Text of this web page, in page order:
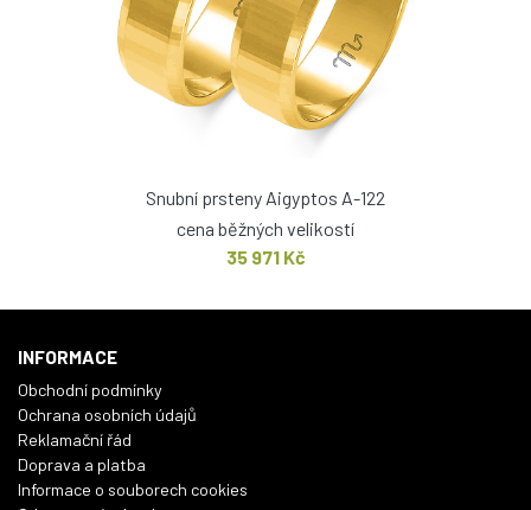
Snubní prsteny Aigyptos A-122
cena běžných velikostí
35 971 Kč
INFORMACE
Obchodní podmínky
Ochrana osobních údajů
Reklamační řád
Doprava a platba
Informace o souborech cookies